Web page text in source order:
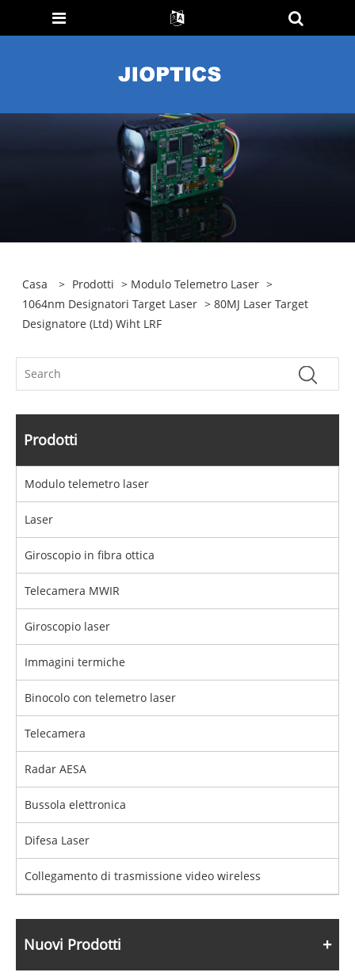
Casa > Prodotti > Modulo Telemetro Laser >
1064nm Designatori Target Laser > 80MJ Laser Target
Designatore (Ltd) Wiht LRF
Prodotti
Modulo telemetro laser
Laser
Giroscopio in fibra ottica
Telecamera MWIR
Giroscopio laser
Immagini termiche
Binocolo con telemetro laser
Telecamera
Radar AESA
Bussola elettronica
Difesa Laser
Collegamento di trasmissione video wireless
Nuovi Prodotti